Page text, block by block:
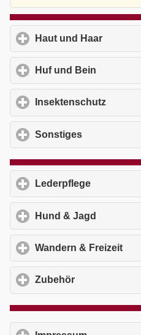
Haut und Haar
Huf und Bein
Insektenschutz
Sonstiges
Lederpflege
Hund & Jagd
Wandern & Freizeit
Zubehör